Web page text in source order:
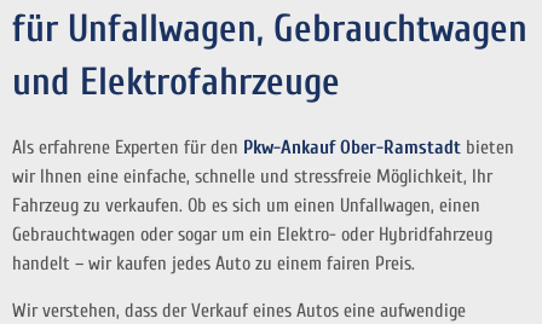
für Unfallwagen, Gebrauchtwagen
und Elektrofahrzeuge
Als erfahrene Experten für den Pkw-Ankauf Ober-Ramstadt bieten
wir Ihnen eine einfache, schnelle und stressfreie Möglichkeit, Ihr
Fahrzeug zu verkaufen. Ob es sich um einen Unfallwagen, einen
Gebrauchtwagen oder sogar um ein Elektro- oder Hybridfahrzeug
handelt – wir kaufen jedes Auto zu einem fairen Preis.
Wir verstehen, dass der Verkauf eines Autos eine aufwendige